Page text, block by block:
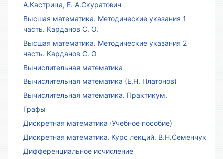
А.Кастрица, Е. А.Скуратович
Высшая математика. Методические указания 1
часть. Карданов С. О.
Высшая математика. Методические указания 2
часть. Карданов С. О
Вычислительная математика
Вычислительная математика (Е.Н. Платонов)
Вычислительная математика. Практикум.
Графы
Дискретная математика (Учебное пособие)
Дискретная математика. Курс лекций. В.Н.Семенчук
Дифференциальное исчисление